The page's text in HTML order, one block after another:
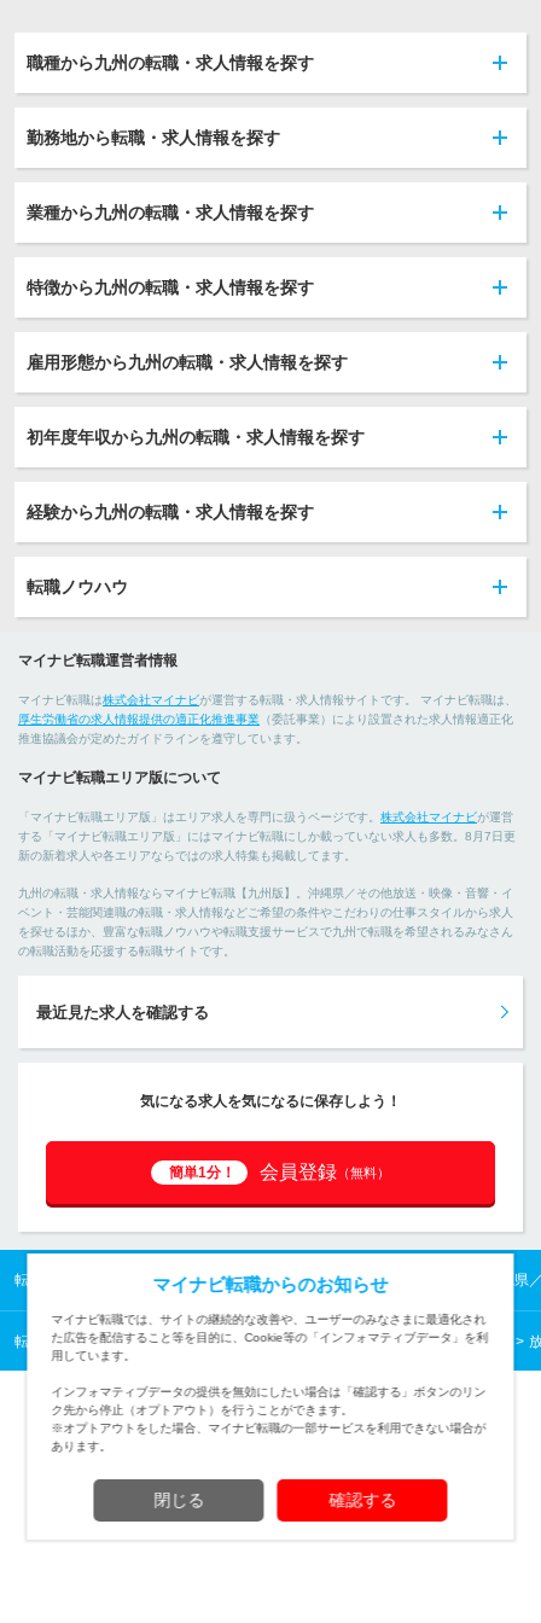
職種から九州の転職・求人情報を探す
勤務地から転職・求人情報を探す
業種から九州の転職・求人情報を探す
特徴から九州の転職・求人情報を探す
雇用形態から九州の転職・求人情報を探す
初年度年収から九州の転職・求人情報を探す
経験から九州の転職・求人情報を探す
転職ノウハウ
マイナビ転職運営者情報
マイナビ転職は株式会社マイナビが運営する転職・求人情報サイトです。 マイナビ転職は、
厚生労働省の求人情報提供の適正化推進事業 （委託事業）により設置された求人情報適正化
推進協議会が定めたガイドラインを遵守しています。
マイナビ転職エリア版について
「マイナビ転職エリア版」はエリア求人を専門に扱うページです。 株式会社マイナビが運営
する「マイナビ転職エリア版」にはマイナビ転職にしか載っていない求人も多数。8月7日更
新の新着求人や各エリアならではの求人特集も掲載してます。
九州の転職・求人情報ならマイナビ転職【九州版】。沖縄県／その他放送・映像・音響・イ
ベント・芸能関連職の転職・求人情報などご希望の条件やこだわりの仕事スタイルから求人
を探せるほか、豊富な転職ノウハウや転職支援サービスで九州で転職を希望されるみなさん
の転職活動を応援する転職サイトです。
最近見た求人を確認する
気になる求人を気になるに保存しよう！
簡単1分！ 会員登録 （無料）
転職TOP 九州の転職・求人情報TOP 沖縄県の転職・求人情報TOP 沖縄県
転職TOP クリエイティブから探す クリエイティブの転職・求人情報一覧
(c) Mynavi Corporation
マイナビ転職からのお知らせ
マイナビ転職では、サイトの継続的な改善や、ユーザーのみなさまに最適化され
た広告を配信すること等を目的に、Cookie等の「インフォマティブデータ」を利
用しています。
インフォマティブデータの提供を無効にしたい場合は「確認する」ボタンのリン
ク先から停止（オプトアウト）を行うことができます。
※オプトアウトをした場合、マイナビ転職の一部サービスを利用できない場合が
あります。
閉じる 確認する